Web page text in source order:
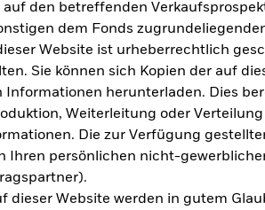
auf den betreffenden
dem Fonds
Website ist urheberrechtlich
Sie können sich Kopien der auf
herunterladen. Dies
Weiterleitung oder
Die zur Verfügung
Ihren persönlichen nicht-
dieser Website werden in gutem